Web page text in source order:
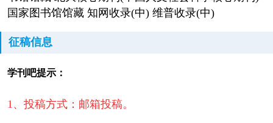
国家图书馆馆藏 知网收录(中) 维普收录(中)
征稿信息
学刊吧提示：
1、投稿方式：邮箱投稿。